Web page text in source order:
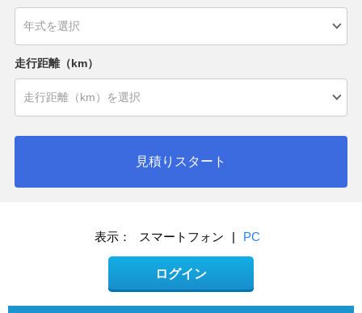
走行距離（km）
見積りスタート
表示： スマートフォン | PC
ログイン